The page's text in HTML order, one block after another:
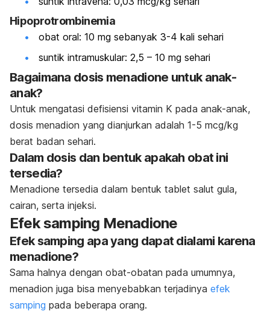
Hipoprotrombinemia
obat oral: 10 mg sebanyak 3-4 kali sehari
suntik intramuskular: 2,5 – 10 mg sehari
Bagaimana dosis menadione untuk anak-
anak?
Untuk mengatasi defisiensi vitamin K pada anak-anak,
dosis menadion yang dianjurkan adalah 1-5 mcg/kg
berat badan sehari.
Dalam dosis dan bentuk apakah obat ini
tersedia?
Menadione tersedia dalam bentuk tablet salut gula,
cairan, serta injeksi.
Efek samping Menadione
Efek samping apa yang dapat dialami karena
menadione?
Sama halnya dengan obat-obatan pada umumnya,
menadion juga bisa menyebabkan terjadinya efek
samping pada beberapa orang.